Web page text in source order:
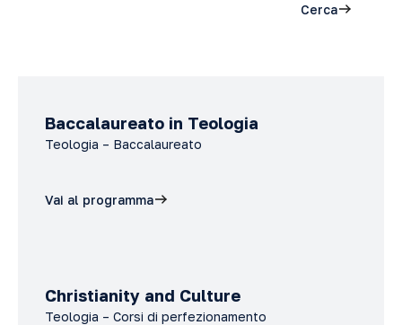
Cerca
Baccalaureato in Teologia
Teologia – Baccalaureato
Vai al programma
Christianity and Culture
Teologia – Corsi di perfezionamento